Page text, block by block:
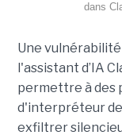
dans
Une
l'assistant d’IA
permettre à des
d'interpréteur
exfiltrer